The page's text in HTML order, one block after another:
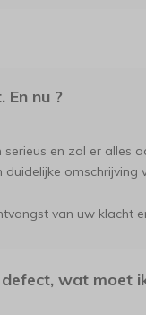
En nu ?
serieus en zal er alles
duidelijke
van uw klacht
wat moet